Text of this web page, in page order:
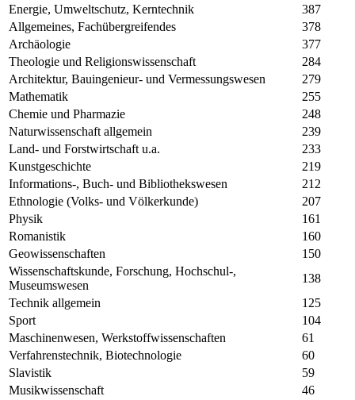
Energie, Umweltschutz, Kerntechnik
387
Allgemeines, Fachübergreifendes
378
Archäologie
377
Theologie und Religionswissenschaft
284
Architektur, Bauingenieur- und Vermessungswesen
279
Mathematik
255
Chemie und Pharmazie
248
Naturwissenschaft allgemein
239
Land- und Forstwirtschaft u.a.
233
Kunstgeschichte
219
Informations-, Buch- und Bibliothekswesen
212
Ethnologie (Volks- und Völkerkunde)
207
Physik
161
Romanistik
160
Geowissenschaften
150
Wissenschaftskunde, Forschung, Hochschul-,
Museumswesen
138
Technik allgemein
125
Sport
104
Maschinenwesen, Werkstoffwissenschaften
61
Verfahrenstechnik, Biotechnologie
60
Slavistik
59
Musikwissenschaft
46